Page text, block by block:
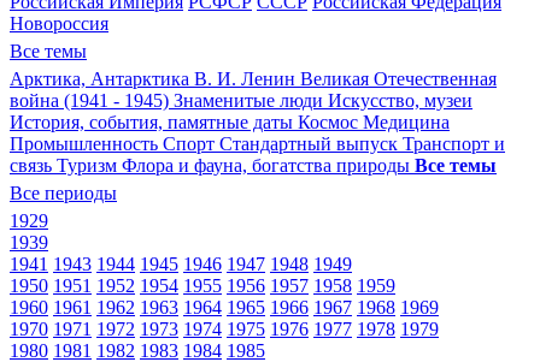
Новороссия
Все темы
Арктика, Антарктика В. И. Ленин Великая Отечественная
война (1941 - 1945) Знаменитые люди Искусство, музеи
История, события, памятные даты Космос Медицина
Промышленность Спорт Стандартный выпуск Транспорт и
связь Туризм Флора и фауна, богатства природы Все темы
Все периоды
1929
1939
1941 1943 1944 1945 1946 1947 1948 1949
1950 1951 1952 1954 1955 1956 1957 1958 1959
1960 1961 1962 1963 1964 1965 1966 1967 1968 1969
1970 1971 1972 1973 1974 1975 1976 1977 1978 1979
1980 1981 1982 1983 1984 1985